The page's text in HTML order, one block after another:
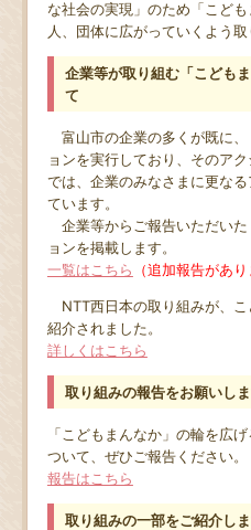
な社会の実現」のため「こど
人、団体に広がっていくよう取
企業等が取り組む「こども
て
富山市の企業の多くが既に
ョンを実行しており、そのア
では、企業のみなさまに更な
ています。
企業等からご報告いただい
ョンを掲載します。
一覧はこちら
（追加報告があり
NTT西日本の取り組みが、
紹介されました。
詳しくはこちら
取り組みの報告をお願いし
「こどもまんなか」の輪を広
ついて、ぜひご報告ください。
報告はこちら
取り組みの一部をご紹介し